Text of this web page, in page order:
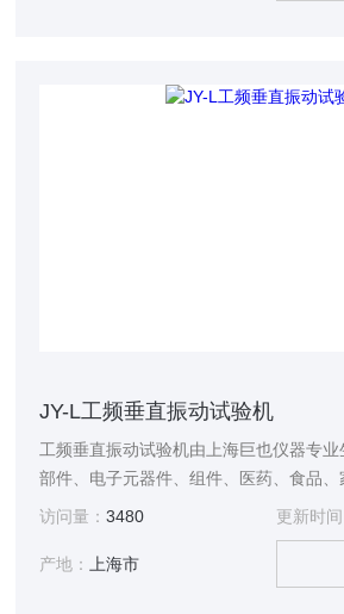
JY-L工频垂直振动试验机
工频垂直振动试验机由上海巨也仪器专
部件、电子元器件、组件、医药、食品、
包装等行业实验室及生产线上对样品进行
动防止改善等。
访问量：3480 更新时间
产地： 上海市